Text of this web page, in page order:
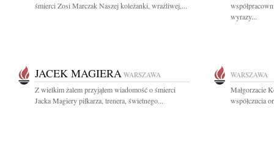
śmierci Zosi Marczak Naszej koleżanki, wrażliwej,...
wyrazy...
JACEK MAGIERA WARSZAWA
Z wielkim żalem przyjąłem wiadomość o śmierci
Jacka Magiery piłkarza, trenera, świetnego...
WARSZAWA
Małgorzacie
współczucia